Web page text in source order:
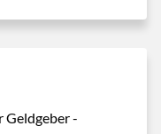
Geldgeber -